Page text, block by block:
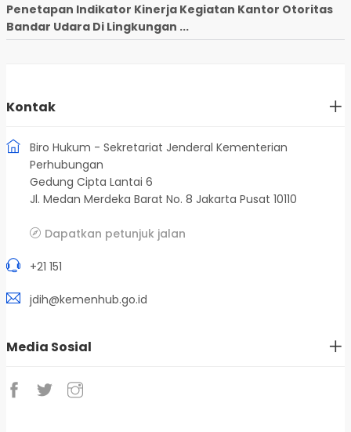
Penetapan Indikator Kinerja Kegiatan Kantor Otoritas
Bandar Udara Di Lingkungan ...
Kontak
Biro Hukum - Sekretariat Jenderal Kementerian
Perhubungan
Gedung Cipta Lantai 6
Jl. Medan Merdeka Barat No. 8 Jakarta Pusat 10110
Dapatkan petunjuk jalan
+21 151
jdih@kemenhub.go.id
Media Sosial